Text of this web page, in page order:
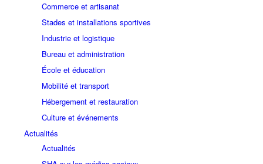
Commerce et artisanat
Stades et installations sportives
Industrie et logistique
Bureau et administration
École et éducation
Mobilité et transport
Hébergement et restauration
Culture et événements
Actualités
Actualités